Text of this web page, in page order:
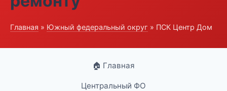
Главная » Южный федеральный округ » ПСК Центр Дом
🏠 Главная
Центральный ФО